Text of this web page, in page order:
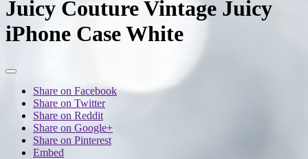
Juicy Couture Vintage Juicy
iPhone Case White
Share on Facebook
Share on Twitter
Share on Reddit
Share on Google+
Share on Pinterest
Embed